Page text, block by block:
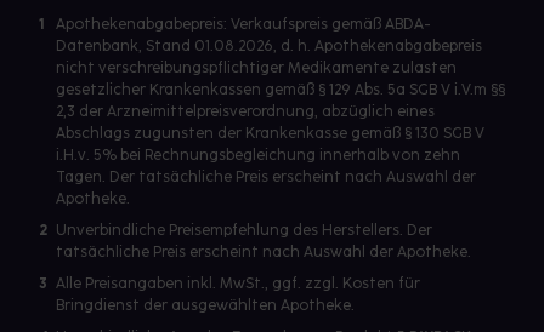
1
Apothekenabgabepreis: Verkaufspreis gemäß ABDA-
Datenbank, Stand 01.08.2026, d. h. Apothekenabgabepreis
nicht verschreibungspflichtiger Medikamente zulasten
gesetzlicher Krankenkassen gemäß § 129 Abs. 5a SGB V i.V.m §§
2,3 der Arzneimittelpreisverordnung, abzüglich eines
Abschlags zugunsten der Krankenkasse gemäß § 130 SGB V
i.H.v. 5% bei Rechnungsbegleichung innerhalb von zehn
Tagen. Der tatsächliche Preis erscheint nach Auswahl der
Apotheke.
2 Unverbindliche Preisempfehlung des Herstellers. Der
tatsächliche Preis erscheint nach Auswahl der Apotheke.
3 Alle Preisangaben inkl. MwSt., ggf. zzgl. Kosten für
Bringdienst der ausgewählten Apotheke.